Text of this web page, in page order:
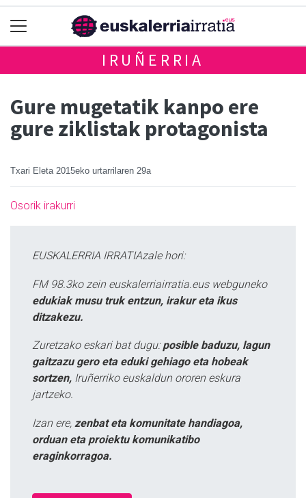
IRUÑERRIA
Gure mugetatik kanpo ere
gure ziklistak protagonista
Txari Eleta 2015eko urtarrilaren 29a
Osorik irakurri
EUSKALERRIA IRRATIAzale hori:
FM 98.3ko zein euskalerriairratia.eus webguneko
edukiak musu truk entzun, irakur eta ikus
ditzakezu.
Zuretzako eskari bat dugu: posible baduzu, lagun
gaitzazu gero eta eduki gehiago eta hobeak
sortzen, Iruñerriko euskaldun ororen eskura
jartzeko.
Izan ere, zenbat eta komunitate handiagoa,
orduan eta proiektu komunikatibo
eraginkorragoa.